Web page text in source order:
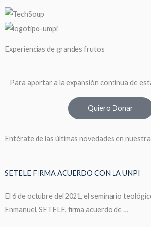
Experiencias de grandes frutos
Para aportar a la expansión continua de
Quiero Donar
Entérate de las últimas novedades en
SETELE FIRMA ACUERDO CON LA UNPI
El 6 de octubre del 2021, el seminario
Enmanuel, SETELE, firma acuerdo de …